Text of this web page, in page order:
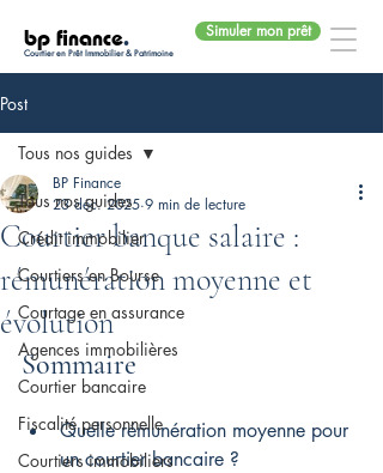
bp finance.
Courtier en Prêt Immobilier & Patrimoine
Simuler mon prêt
Post
Tous nos guides
Crédit immobilier
Courtiers en Bourse
Courtage en assurance
Agences immobilières
Courtier bancaire
Fiscalité personnelle
Courtiers immobiliers
Tous nos guides
Courtier banque salaire :
rémunération moyenne et
évolution
BP Finance
23 déc. 2025 9 min de lecture
Sommaire
Quelle rémunération moyenne pour
un courtier bancaire ?